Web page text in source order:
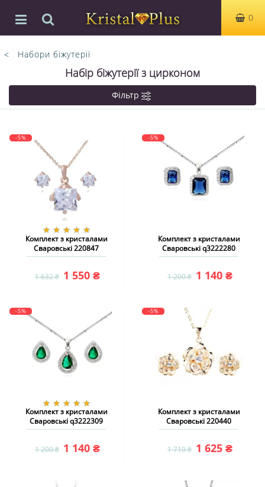
0
Набори біжутерії
Набір біжутерії з цирконом
Фільтр
-5%
Комплект з кристалами
Сваровські 220847
1 632 ₴ 1 550 ₴
-5%
Комплект з кристалами
Сваровські q3222280
1 200 ₴ 1 140 ₴
-5%
Комплект з кристалами
Сваровські q3222309
1 200 ₴ 1 140 ₴
-5%
Комплект з кристалами
Сваровські 220440
1 710 ₴ 1 625 ₴